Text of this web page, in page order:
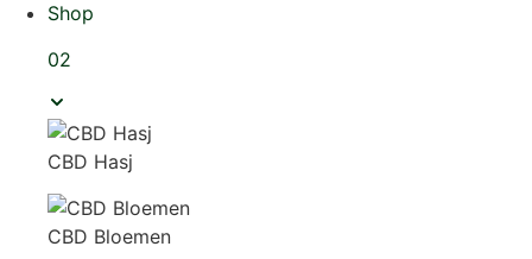
Shop
02
CBD Hasj
CBD Bloemen